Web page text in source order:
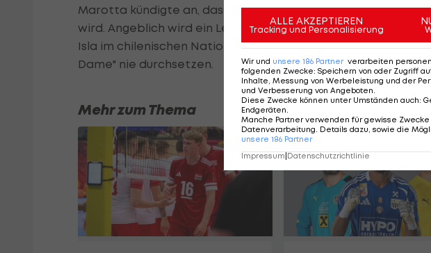
Marotta kündigte an, dass der Flügelspieler am Sonntag
wird. Angeblich wird ein Leihwechsel mit Kaufoption für 10
Isla im chilenischen Nationalteam eine tragende Rolle
Dame" nie durchsetzen.
Mehr zum Thema
ALLE AKZEPTIEREN
Tracking und Personalisierung
Wir und unsere 186 Partner verarbeiten
folgenden Zwecke: Speichern von oder Zugriff
Inhalte, Messung von Werbeleistung und der
und Verbesserung von Angeboten
Diese Zwecke können unter Umständen auch:
Endgeräten
Manche Partner verwenden für gewisse
Datenverarbeitung. Details dazu, sowie die
unsere 186 Partner
Impressum|Datenschutzrichtlinie